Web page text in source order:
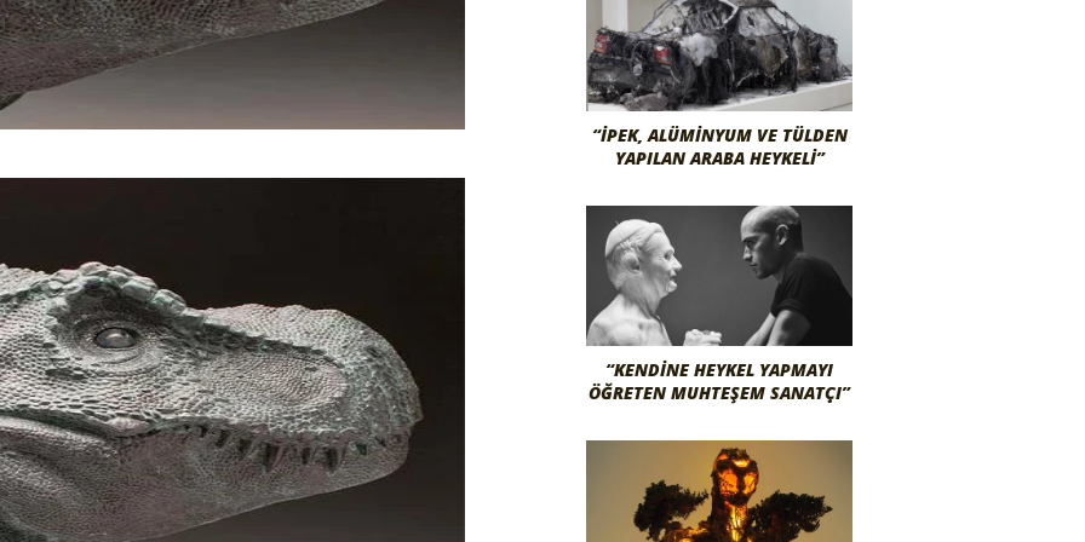
“İPEK, ALÜMINYUM VE TÜLDEN
YAPILAN ARABA HEYKELI”
“KENDINE HEYKEL YAPMAYI
ÖĞRETEN MUHTEŞEM SANATÇI”